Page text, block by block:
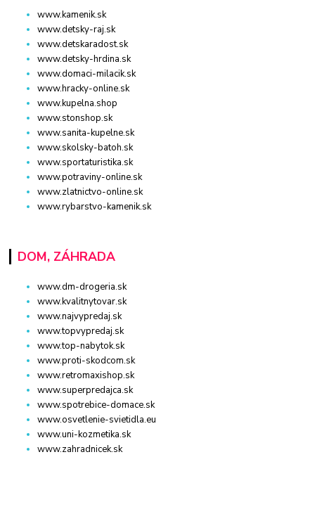
www.kamenik.sk
www.detsky-raj.sk
www.detskaradost.sk
www.detsky-hrdina.sk
www.domaci-milacik.sk
www.hracky-online.sk
www.kupelna.shop
www.stonshop.sk
www.sanita-kupelne.sk
www.skolsky-batoh.sk
www.sportaturistika.sk
www.potraviny-online.sk
www.zlatnictvo-online.sk
www.rybarstvo-kamenik.sk
DOM, ZÁHRADA
www.dm-drogeria.sk
www.kvalitnytovar.sk
www.najvypredaj.sk
www.topvypredaj.sk
www.top-nabytok.sk
www.proti-skodcom.sk
www.retromaxishop.sk
www.superpredajca.sk
www.spotrebice-domace.sk
www.osvetlenie-svietidla.eu
www.uni-kozmetika.sk
www.zahradnicek.sk